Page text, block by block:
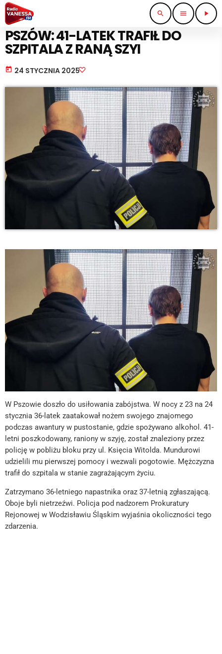
search menu play_arrow
STRAŻ I POLICJA
PSZÓW: 41-LATEK TRAFIŁ DO
SZPITALA Z RANĄ SZYI
today 24 STYCZNIA 2025
W Pszowie doszło do usiłowania zabójstwa. W nocy z 23 na 24
stycznia 36-latek zaatakował nożem swojego znajomego
podczas awantury w pustostanie, gdzie spożywano alkohol. 41-
letni poszkodowany, raniony w szyję, został znaleziony przez
policję w pobliżu bloku przy ul. Księcia Witolda. Mundurowi
udzielili mu pierwszej pomocy i wezwali pogotowie. Mężczyzna
trafił do szpitala w stanie zagrażającym życiu.
Zatrzymano 36-letniego napastnika oraz 37-letnią zgłaszającą.
Oboje byli nietrzeźwi. Policja pod nadzorem Prokuratury
Rejonowej w Wodzisławiu Śląskim wyjaśnia okoliczności tego
zdarzenia.